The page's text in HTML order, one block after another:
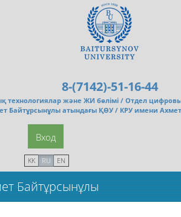
8-(7142)-51-16-44
технологиялар және ЖИ бөлімі / Отдел
Байтұрсынұлы атындағы ҚӨУ / КРУ имени
Вход
KK RU EN
Байтұрсынұлы